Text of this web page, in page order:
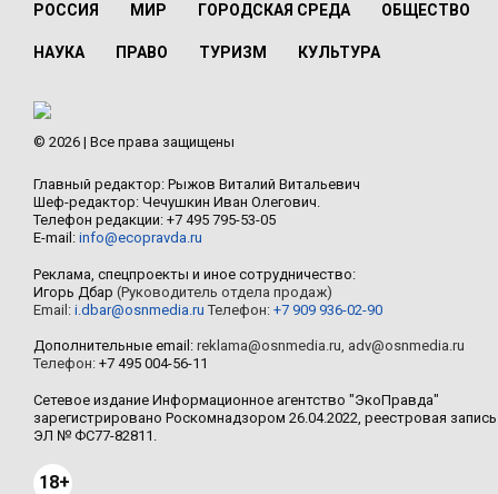
РОССИЯ МИР ГОРОДСКАЯ СРЕДА ОБЩЕСТВО
НАУКА ПРАВО ТУРИЗМ КУЛЬТУРА
© 2026 | Все права защищены
Главный редактор: Рыжов Виталий Витальевич
Шеф-редактор: Чечушкин Иван Олегович.
Телефон редакции: +7 495 795-53-05
E-mail: info@ecopravda.ru
Реклама, спецпроекты и иное сотрудничество:
Игорь Дбар (Руководитель отдела продаж)
Email: i.dbar@osnmedia.ru Телефон: +7 909 936-02-90
Дополнительные email: reklama@osnmedia.ru, adv@osnmedia.ru
Телефон: +7 495 004-56-11
Сетевое издание Информационное агентство "ЭкоПравда"
зарегистрировано Роскомнадзором 26.04.2022, реестровая запись
ЭЛ № ФС77-82811.
18+